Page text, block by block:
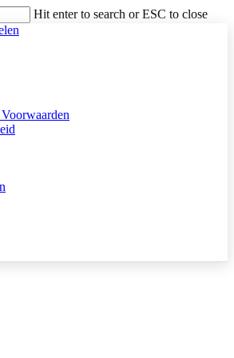
Hit enter to search or ESC to close